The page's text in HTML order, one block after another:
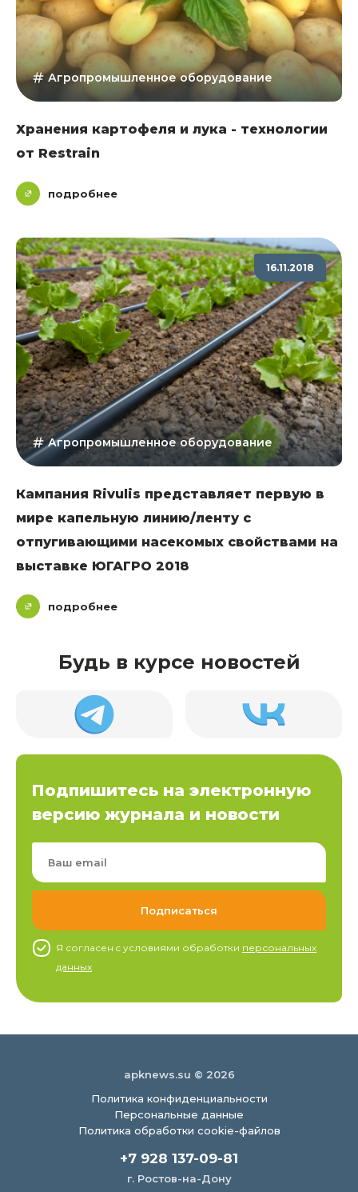
Агропромышленное оборудование
Хранения картофеля и лука - технологии
от Restrain
подробнее
16.11.2018
Агропромышленное оборудование
Кампания Rivulis представляет первую в
мире капельную линию/ленту с
отпугивающими насекомых свойствами на
выставке ЮГАГРО 2018
подробнее
Будь в курсе новостей
Подпишитесь на электронную
версию журнала и новости
Я согласен c условиями обработки персональных
данных
apknews.su © 2026
Политика конфиденциальности
Персональные данные
Политика обработки cookie-файлов
+7 928 137-09-81
г. Ростов-на-Дону